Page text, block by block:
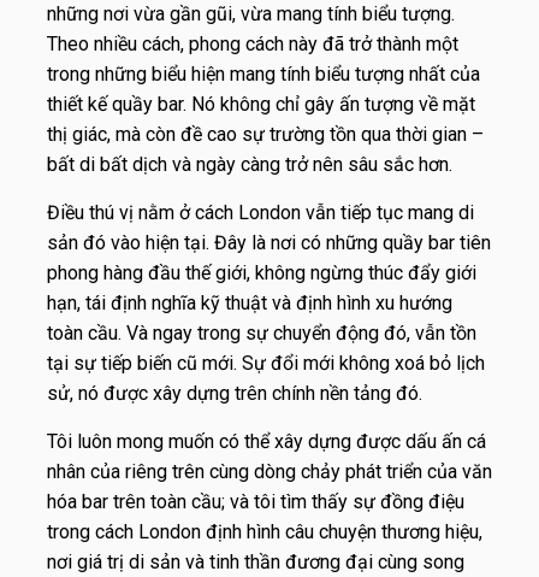
những nơi vừa gần gũi, vừa mang tính biểu tượng.
Theo nhiều cách, phong cách này đã trở thành một
trong những biểu hiện mang tính biểu tượng nhất của
thiết kế quầy bar. Nó không chỉ gây ấn tượng về mặt
thị giác, mà còn đề cao sự trường tồn qua thời gian –
bất di bất dịch và ngày càng trở nên sâu sắc hơn.
Điều thú vị nằm ở cách London vẫn tiếp tục mang di
sản đó vào hiện tại. Đây là nơi có những quầy bar tiên
phong hàng đầu thế giới, không ngừng thúc đẩy giới
hạn, tái định nghĩa kỹ thuật và định hình xu hướng
toàn cầu. Và ngay trong sự chuyển động đó, vẫn tồn
tại sự tiếp biến cũ mới. Sự đổi mới không xoá bỏ lịch
sử, nó được xây dựng trên chính nền tảng đó.
Tôi luôn mong muốn có thể xây dựng được dấu ấn cá
nhân của riêng trên cùng dòng chảy phát triển của văn
hóa bar trên toàn cầu; và tôi tìm thấy sự đồng điệu
trong cách London định hình câu chuyện thương hiệu,
nơi giá trị di sản và tinh thần đương đại cùng song